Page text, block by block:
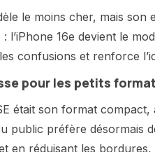
le moins cher, mais
16e devient le
confusions et renforce
pour les petits
était son format
public préfère désormais
en réduisant les